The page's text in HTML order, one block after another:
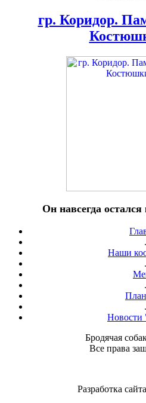
гр. Коридор.
Он навсегда
.
Наши
.
.
План
.
Новости
Бродячая
Все права
Разработка